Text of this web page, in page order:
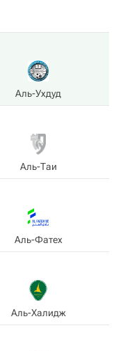
Аль-Ухдуд
Аль-Таи
Аль-Фатех
Аль-Халидж